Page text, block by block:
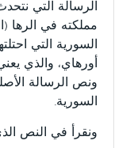
الرسالة التي
مملكته في الرها
السورية التي
أورهاي، والذي
ونص الرسالة
السورية.
ونقرأ في النص